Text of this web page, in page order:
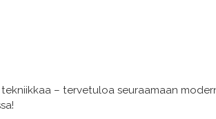
– tervetuloa seuraamaan